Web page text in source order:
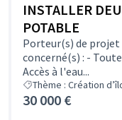
INSTALLER
POTABLE
Porteur(s) de projet
concerné(s) : -
Accès à l'eau...
Thème : Création
30 000 €